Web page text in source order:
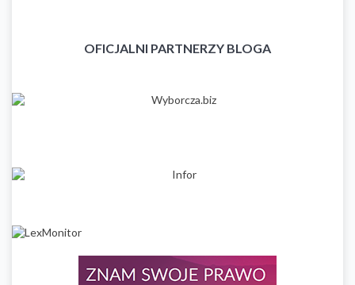
OFICJALNI PARTNERZY BLOGA